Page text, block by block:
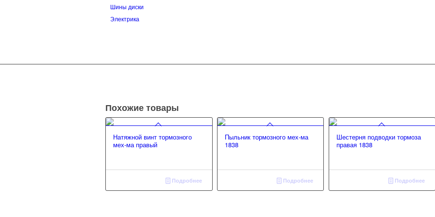
Шины диски
Электрика
Похожие товары
Натяжной винт тормозного
мех-ма правый
Подробнее
Пыльник тормозного мех-ма
1838
Подробнее
Шестерня подводки тормоза
правая 1838
Подробнее